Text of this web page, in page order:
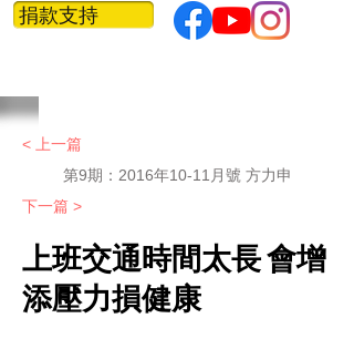
捐款支持
< 上一篇
第9期：2016年10-11月號 方力申
下一篇 >
上班交通時間太長 會增
添壓力損健康